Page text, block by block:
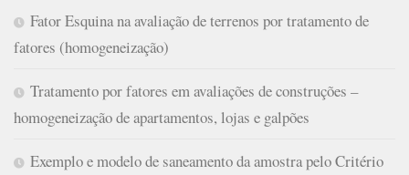
Fator Esquina na avaliação de terrenos por tratamento de
fatores (homogeneização)
Tratamento por fatores em avaliações de construções –
homogeneização de apartamentos, lojas e galpões
Exemplo e modelo de saneamento da amostra pelo Critério